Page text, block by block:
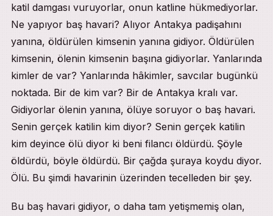
katil damgası vuruyorlar, onun katline hükmediyorlar.
Ne yapıyor baş havari? Alıyor Antakya padişahını
yanına, öldürülen kimsenin yanına gidiyor. Öldürülen
kimsenin, ölenin kimsenin başına gidiyorlar. Yanlarında
kimler de var? Yanlarında hâkimler, savcılar bugünkü
noktada. Bir de kim var? Bir de Antakya kralı var.
Gidiyorlar ölenin yanına, ölüye soruyor o baş havari.
Senin gerçek katilin kim diyor? Senin gerçek katilin
kim deyince ölü diyor ki beni filancı öldürdü. Şöyle
öldürdü, böyle öldürdü. Bir çağda şuraya koydu diyor.
Ölü. Bu şimdi havarinin üzerinden tecelleden bir şey.
Bu baş havari gidiyor, o daha tam yetişmemiş olan,